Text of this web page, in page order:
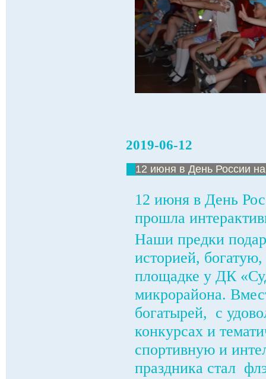
2019-06-12
12 июня в День России
12 июня в День
прошла
Наши предки
историей,
площадке у ДК
микрорайона.
богатырей, с
конкурсах и
спортивную и
праздника стал